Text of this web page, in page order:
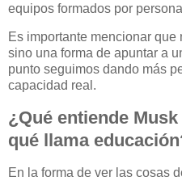
equipos formados por
Es importante mencionar
sino una forma de apuntar a
punto seguimos dando más
capacidad real.
¿Qué entiende
qué llama
En la forma de ver las cosas